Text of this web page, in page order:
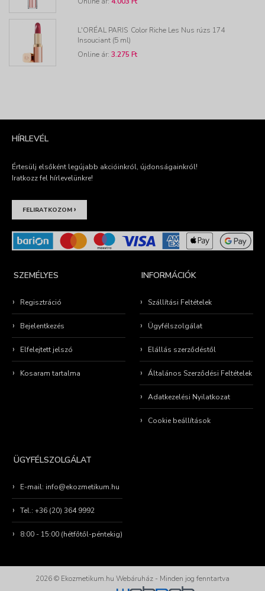
L'ORÉAL PARIS Color Riche Les Nus rúzs 174
Insouciant (5 ml)
Online ár: 3.275 Ft
HÍRLEVÉL
Értesülj elsőként legújabb akcióinkról, újdonságainkról!
Iratkozz fel hírlevelünkre!
FELIRATKOZOM ›
SZEMÉLYES
Regisztráció
Bejelentkezés
Elfelejtett jelszó
Kosaram tartalma
INFORMÁCIÓK
Szállítási Feltételek
Ügyfélszolgálat
Elállás szerződéstől
Általános Szerződési Feltételek
Adatkezelési Nyilatkozat
Cookie beállítások
ÜGYFÉLSZOLGÁLAT
E-mail: info@ekozmetikum.hu
Tel.: +36 (20) 364 9992
8:00 - 15:00 (hétfőtől-péntekig)
2026 © Ekozmetikum.hu Webáruház - Minden jog fenntartva